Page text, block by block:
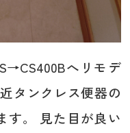
へリモデ
タンクレス便器の
す。 見た目が良い